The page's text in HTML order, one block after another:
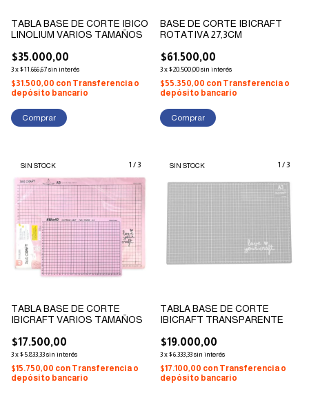
TABLA BASE DE CORTE IBICO
LINOLIUM VARIOS TAMAÑOS
$35.000,00
3x$11.666,67sin interés
$31.500,00 con Transferencia o
depósito bancario
Comprar
BASE DE CORTE IBICRAFT
ROTATIVA 27,3CM
$61.500,00
3x$20.500,00sin interés
$55.350,00 con Transferencia o
depósito bancario
1 /3
SIN STOCK
TABLA BASE DE CORTE
IBICRAFT VARIOS TAMAÑOS
$17.500,00
3x$5.833,33sin interés
$15.750,00 con Transferencia o
depósito bancario
1 /3
SIN STOCK
TABLA BASE DE CORTE
IBICRAFT TRANSPARENTE
$19.000,00
3x$6.333,33sin interés
$17.100,00 con Transferencia o
depósito bancario